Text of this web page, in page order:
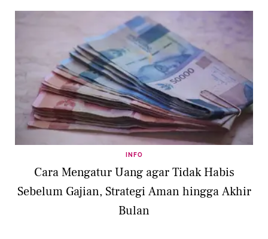
INFO
Cara Mengatur Uang agar Tidak Habis
Sebelum Gajian, Strategi Aman hingga Akhir
Bulan